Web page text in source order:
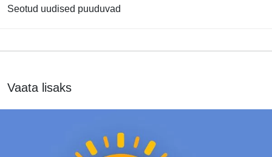
Seotud uudised puuduvad
Vaata lisaks